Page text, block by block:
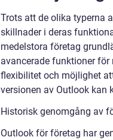
Trots att de olika typerna
skillnader i deras
medelstora företag
avancerade funktioner för
flexibilitet och möjlighet
versionen av Outlook kan
Historisk genomgång av
Outlook för företag har